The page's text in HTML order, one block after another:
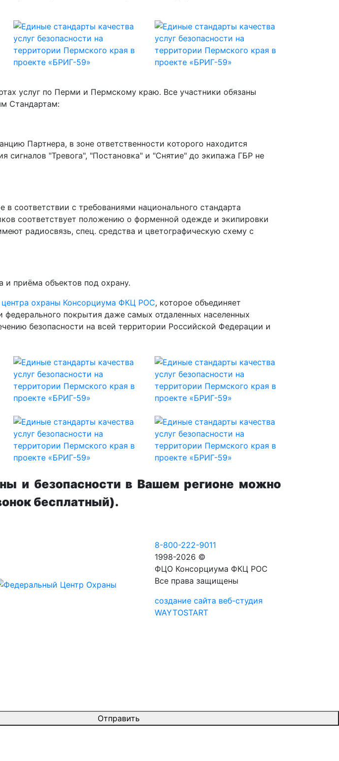
услуг по Перми и Пермскому краю. Все участники обязаны
Стандартам:
Партнера, в зоне ответственности которого находится
"Тревога", "Постановка" и "Снятие" до экипажа ГБР не
соответствии с требованиями национального стандарта
соответствует положению о форменной одежде и экипировки
радиосвязь, спец. средства и цветографическую схему с
приёма объектов под охрану.
центра охраны Консорциума ФКЦ РОС, которое объединяет
покрытия даже самых отдаленных населенных
безопасности на всей территории Российской Федерации и
и безопасности в Вашем регионе можно
бесплатный).
8-800-222-9011
1998-2026 ©
ФЦО Консорциума ФКЦ РОС
Все права защищены
создание сайта веб-студия
WAYTOSTART
Отправить